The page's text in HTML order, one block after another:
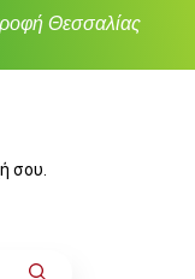
Θεσσαλίας
σου.